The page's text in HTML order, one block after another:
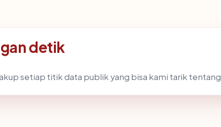
detik
setiap titik data publik yang bisa kami tarik tentang